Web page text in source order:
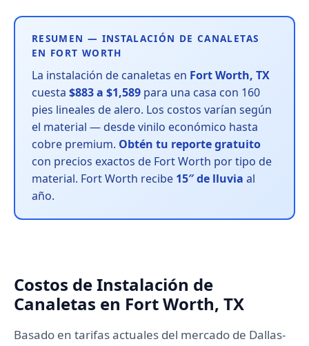
RESUMEN — INSTALACIÓN DE CANALETAS
EN FORT WORTH
La instalación de canaletas en Fort Worth, TX
cuesta $883 a $1,589 para una casa con 160
pies lineales de alero. Los costos varían según
el material — desde vinilo económico hasta
cobre premium. Obtén tu reporte gratuito
con precios exactos de Fort Worth por tipo de
material. Fort Worth recibe 15″ de lluvia al
año.
Costos de Instalación de
Canaletas en Fort Worth, TX
Basado en tarifas actuales del mercado de Dallas-